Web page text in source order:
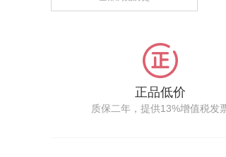
正品低价
质保二年，提供13%增值税发